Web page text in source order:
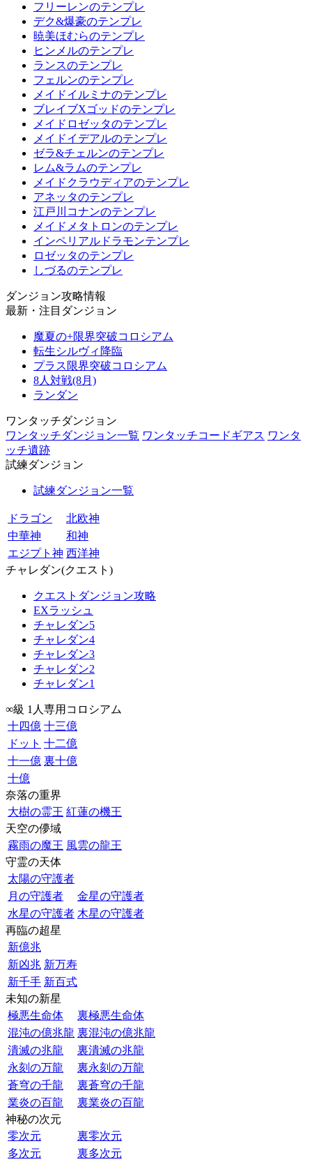
フリーレンのテンプレ
デク&爆豪のテンプレ
暁美ほむらのテンプレ
ヒンメルのテンプレ
ランスのテンプレ
フェルンのテンプレ
メイドイルミナのテンプレ
ブレイブXゴッドのテンプレ
メイドロゼッタのテンプレ
メイドイデアルのテンプレ
ゼラ&チェルンのテンプレ
レム&ラムのテンプレ
メイドクラウディアのテンプレ
アネッタのテンプレ
江戸川コナンのテンプレ
メイドメタトロンのテンプレ
インペリアルドラモンテンプレ
ロゼッタのテンプレ
しづるのテンプレ
ダンジョン攻略情報
最新・注目ダンジョン
魔夏の+限界突破コロシアム
転生シルヴィ降臨
プラス限界突破コロシアム
8人対戦(8月)
ランダン
ワンタッチダンジョン
ワンタッチダンジョン一覧 ワンタッチコードギアス ワンタ
ッチ遺跡
試練ダンジョン
試練ダンジョン一覧
ドラゴン
北欧神
中華神
和神
エジプト神 西洋神
チャレダン(クエスト)
クエストダンジョン攻略
EXラッシュ
チャレダン5
チャレダン4
チャレダン3
チャレダン2
チャレダン1
∞級 1人専用コロシアム
十四億 十三億
ドット 十二億
十一億 裏十億
十億
奈落の重界
大樹の霊王 紅蓮の機王
天空の儚域
霧雨の魔王 風雲の龍王
守霊の天体
太陽の守護者
月の守護者
金星の守護者
水星の守護者 木星の守護者
再臨の超星
新億兆
新凶兆 新万寿
新千手 新百式
未知の新星
極悪生命体
裏極悪生命体
混沌の億兆龍 裏混沌の億兆龍
潰滅の兆龍
裏潰滅の兆龍
永刻の万龍
裏永刻の万龍
蒼穹の千龍
裏蒼穹の千龍
業炎の百龍
裏業炎の百龍
神秘の次元
零次元
裏零次元
多次元
裏多次元